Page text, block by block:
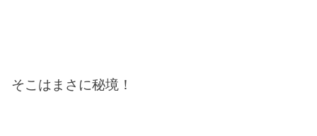
そこはまさに秘境！